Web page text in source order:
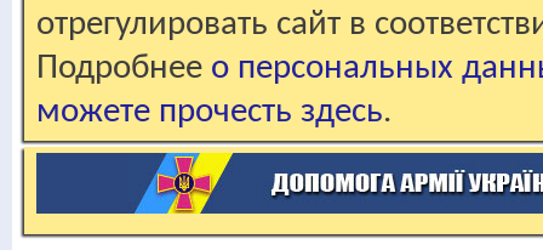
отрегулировать сайт в
Подробнее о персональных
можете прочесть здесь.